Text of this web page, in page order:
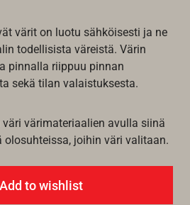
värit on luotu sähköisesti ja ne
todellisista väreistä. Värin
pinnalla riippuu pinnan
sekä tilan valaistuksesta.
värimateriaalien avulla siinä
joihin väri valitaan.
Add to wishlist